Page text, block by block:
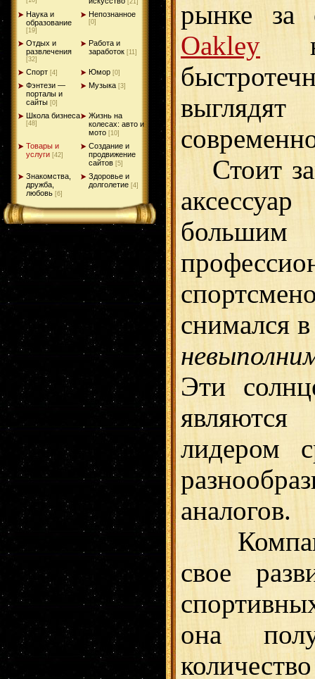
[21]
Наука и
образование
[19]
Непознанное
[0]
Отдых и
развлечения
[32]
Работа и
заработок [11]
Спорт [4] Юмор [0]
Фэнтези —
порталы и
сайты [0]
Музыка [3]
Школа бизнеса
[48]
Жизнь на
колесах: авто и
мото [10]
Товары и
услуги [42]
Создание и
продвижение
сайтов [5]
Знакомства,
дружба,
любовь [6]
Здоровье и
долголетие [4]
рынке за
Oakley
Стоит
снимался
Эти
лидером
аналогов.
свое
она